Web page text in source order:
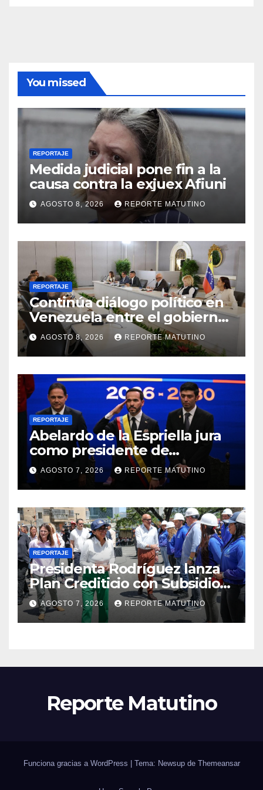
You missed
REPORTAJE
Medida judicial pone fin a la
causa contra la exjuex Afiuni
AGOSTO 8, 2026 REPORTE MATUTINO
REPORTAJE
Continúa diálogo político en
Venezuela entre el gobierno
y la oposición
AGOSTO 8, 2026 REPORTE MATUTINO
REPORTAJE
Abelardo de la Espriella jura
como presidente de
Colombia para el periodo
2026-2030
AGOSTO 7, 2026 REPORTE MATUTINO
REPORTAJE
Presidenta Rodríguez lanza
Plan Crediticio con Subsidio
Directo en encuentro con
Juntas de Condominio
AGOSTO 7, 2026 REPORTE MATUTINO
Reporte Matutino
Funciona gracias a WordPress Tema: Newsup de Themeansar